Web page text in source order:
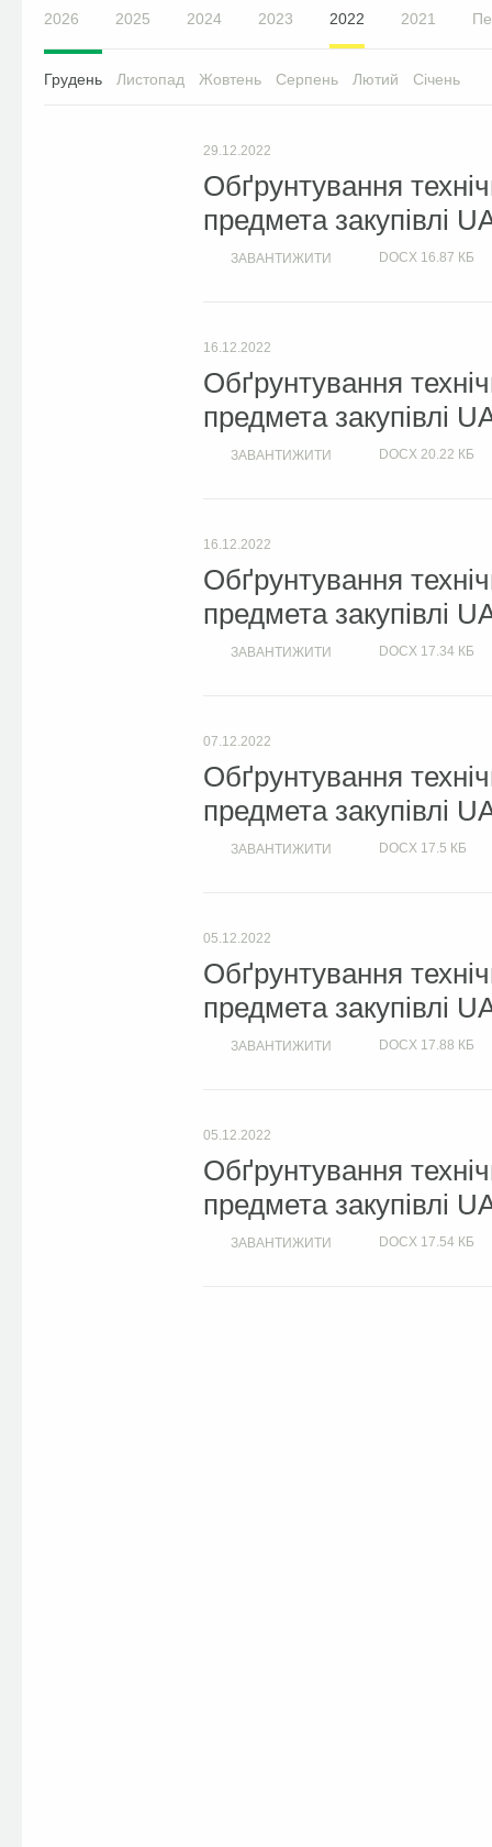
2026 2025 2024 2023 2022 2021
Грудень Листопад Жовтень Серпень Лютий Січень
29.12.2022
Обґрунтування
предмета закупівлі
ЗАВАНТИЖИТИ DOCX 16.87 КБ
16.12.2022
Обґрунтування
предмета закупівлі
ЗАВАНТИЖИТИ DOCX 20.22 КБ
16.12.2022
Обґрунтування
предмета закупівлі
ЗАВАНТИЖИТИ DOCX 17.34 КБ
07.12.2022
Обґрунтування
предмета закупівлі
ЗАВАНТИЖИТИ DOCX 17.5 КБ
05.12.2022
Обґрунтування
предмета закупівлі
ЗАВАНТИЖИТИ DOCX 17.88 КБ
05.12.2022
Обґрунтування
предмета закупівлі
ЗАВАНТИЖИТИ DOCX 17.54 КБ